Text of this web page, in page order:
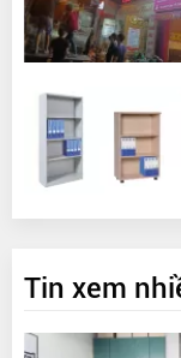
Tin xem